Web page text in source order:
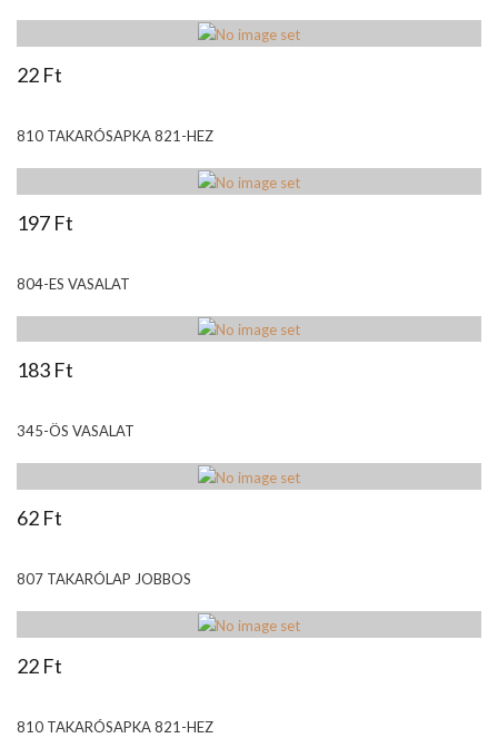
22 Ft
810 TAKARÓSAPKA 821-HEZ
197 Ft
804-ES VASALAT
183 Ft
345-ÖS VASALAT
62 Ft
807 TAKARÓLAP JOBBOS
22 Ft
810 TAKARÓSAPKA 821-HEZ